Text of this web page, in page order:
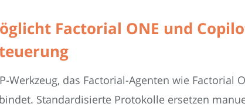
Factorial ONE und
Werkzeug, das Factorial-Agenten wie Factorial
Standardisierte Protokolle ersetzen